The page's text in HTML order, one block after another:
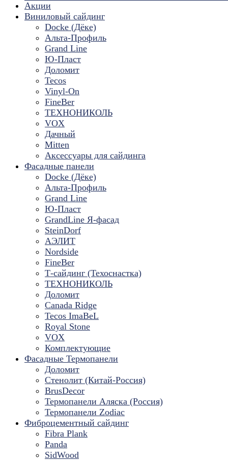
Акции
Виниловый сайдинг
Docke (Дёке)
Альта-Профиль
Grand Line
Ю-Пласт
Доломит
Tecos
Vinyl-On
FineBer
ТЕХНОНИКОЛЬ
VOX
Дачный
Mitten
Аксессуары для сайдинга
Фасадные панели
Docke (Дёке)
Альта-Профиль
Grand Line
Ю-Пласт
GrandLine Я-фасад
SteinDorf
АЭЛИТ
Nordside
FineBer
Т-сайдинг (Техоснастка)
ТЕХНОНИКОЛЬ
Доломит
Canada Ridge
Tecos ImaBeL
Royal Stone
VOX
Комплектующие
Фасадные Термопанели
Доломит
Стенолит (Китай-Россия)
BrusDecor
Термопанели Аляска (Россия)
Термопанели Zodiac
Фиброцементный сайдинг
Fibra Plank
Panda
SidWood